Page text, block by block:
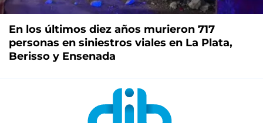
En los últimos diez años murieron 717
personas en siniestros viales en La Plata,
Berisso y Ensenada